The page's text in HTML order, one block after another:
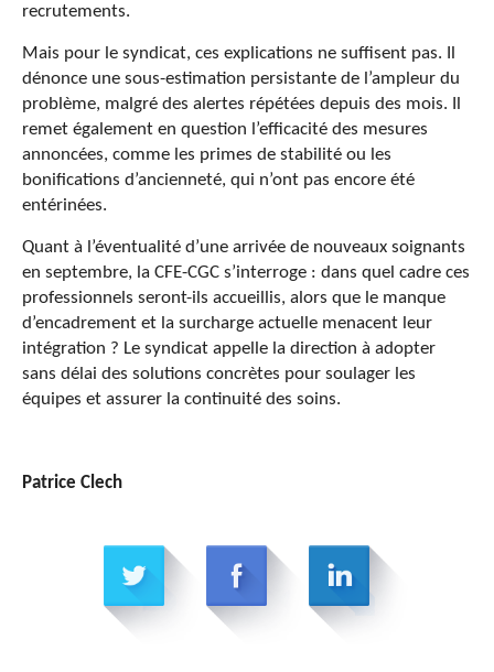
recrutements.
Mais pour le syndicat, ces explications ne suffisent pas. Il
dénonce une sous-estimation persistante de l’ampleur du
problème, malgré des alertes répétées depuis des mois. Il
remet également en question l’efficacité des mesures
annoncées, comme les primes de stabilité ou les
bonifications d’ancienneté, qui n’ont pas encore été
entérinées.
Quant à l’éventualité d’une arrivée de nouveaux soignants
en septembre, la CFE-CGC s’interroge : dans quel cadre ces
professionnels seront-ils accueillis, alors que le manque
d’encadrement et la surcharge actuelle menacent leur
intégration ? Le syndicat appelle la direction à adopter
sans délai des solutions concrètes pour soulager les
équipes et assurer la continuité des soins.
Patrice Clech